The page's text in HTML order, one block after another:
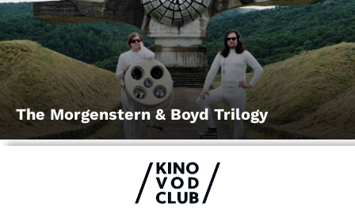
The Morgenstern & Boyd Trilogy